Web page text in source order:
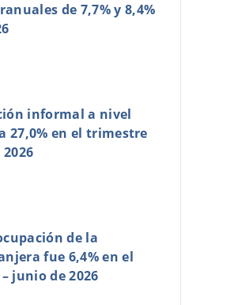
de 7,7% y 8,4%
informal a nivel
27,0% en el trimestre
de la
fue 6,4% en el
junio de 2026